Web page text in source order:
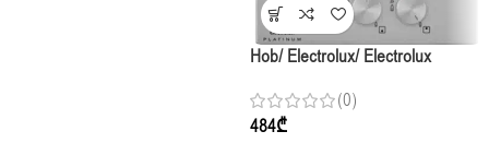
Hob/ Electrolux/ Electrolux
30cm / Stainless Steel
(0)
484₾